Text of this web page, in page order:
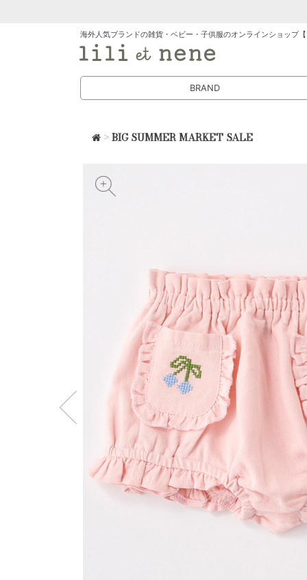
海外人気ブランドの雑貨・ベビー・子供服のオンラインショップ
BRAND
>BIG SUMMER MARKET SALE